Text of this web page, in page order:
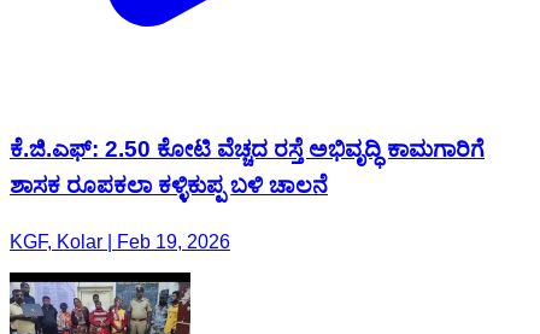
ಕೆ.ಜಿ.ಎಫ್: 2.50 ಕೋಟಿ ವೆಚ್ಚದ ರಸ್ತೆ ಅಭಿವೃದ್ಧಿ ಕಾಮಗಾರಿಗೆ
ಶಾಸಕ ರೂಪಕಲಾ ಕಳ್ಳಿಕುಪ್ಪ ಬಳಿ ಚಾಲನೆ
KGF, Kolar | Feb 19, 2026